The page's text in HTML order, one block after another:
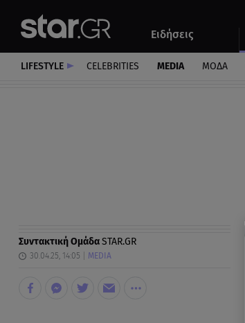
Ειδήσεις
Αυτοκίνητο
LIFESTYLE CELEBRITIES MEDIA ΜΟΔΑ
Συντακτική ΟμάδαSTAR.GR
30.04.25, 14:05 MEDIA